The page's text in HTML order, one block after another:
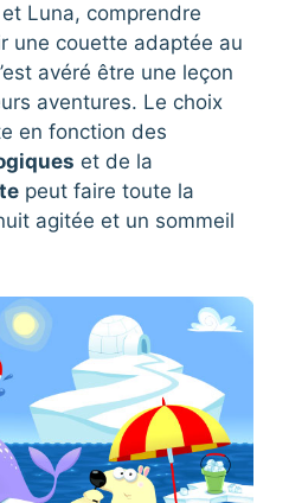
Luna, comprendre
une couette adaptée au
avéré être une leçon
aventures. Le choix
en fonction des
et de la
peut faire toute la
agitée et un sommeil